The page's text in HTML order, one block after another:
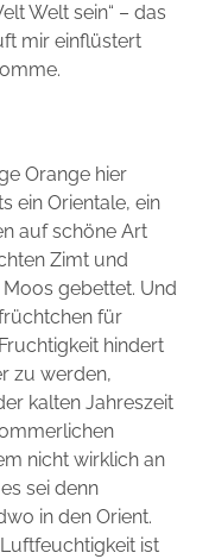
Welt sein“ – das
mir einflüstert
Orange hier
ein Orientale, ein
auf schöne Art
Zimt und
gebettet. Und
für
hindert
zu werden,
kalten Jahreszeit
nicht wirklich an
sei denn
in den Orient.
ist